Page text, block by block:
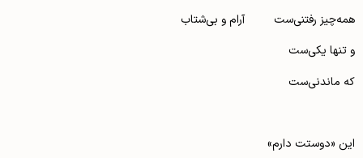
همه‌چیز رفتنی‌ست آرام و بی‌شتاب
و تنها یکی‌ست
که ماندنی‌ست
این «دوستت دارم»